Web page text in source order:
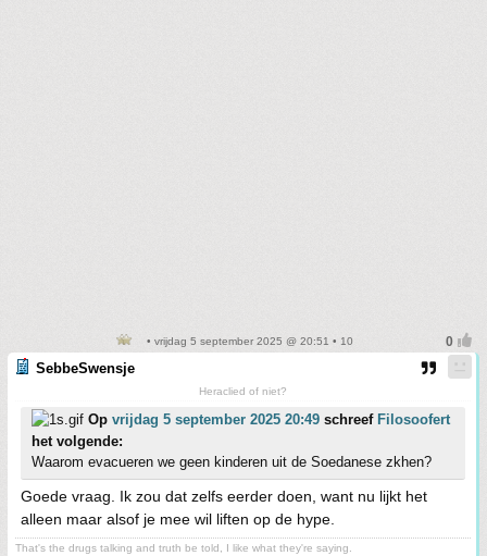
• vrijdag 5 september 2025 @ 20:51 • 10
SebbeSwensje
Heraclied of niet?
Op vrijdag 5 september 2025 20:49 schreef Filosoofert
het volgende:
Waarom evacueren we geen kinderen uit de Soedanese zkhen?
Goede vraag. Ik zou dat zelfs eerder doen, want nu lijkt het
alleen maar alsof je mee wil liften op de hype.
That's the drugs talking and truth be told, I like what they're saying.